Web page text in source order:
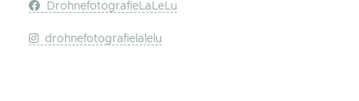
DrohnefotografieLaLeLu
drohnefotografielalelu